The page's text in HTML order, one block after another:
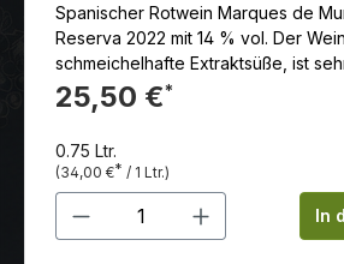
Spanischer Rotwein Marques de
Reserva 2022 mit 14 % vol. Der
schmeichelhafte Extraktsüße, ist
hat einen langen und süßen Abgang.
25,50 €*
0.75 Ltr.
(34,00 €* / 1 Ltr.)
Produkt Anzahl: GibIn